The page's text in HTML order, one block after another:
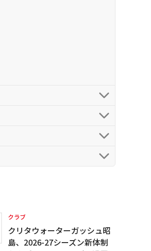
クラブ
クリタウォーターガッシュ昭
島、2026-27シーズン新体制